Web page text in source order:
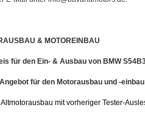
& MOTOREINBAU
für den Ein- & Ausbau von BMW
für den Motorausbau und -
Altmotorausbau mit vorheriger Tester-